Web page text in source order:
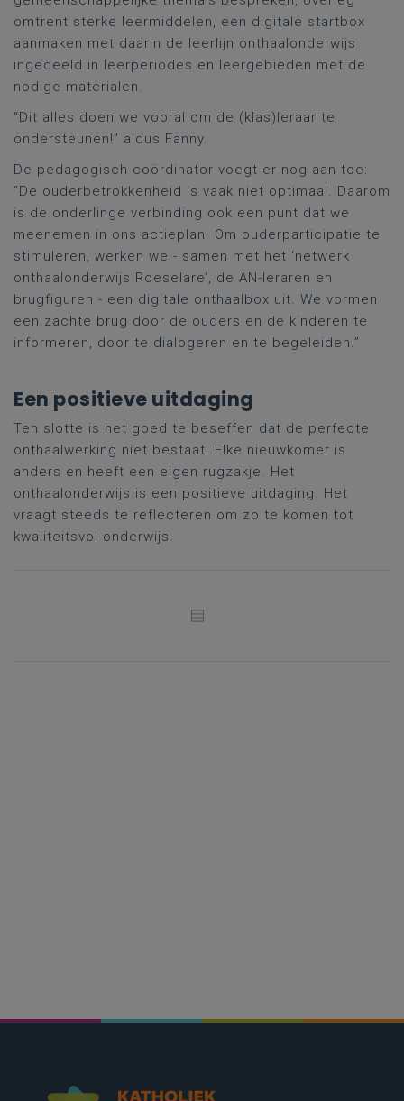
omtrent sterke leermiddelen, een digitale startbox
aanmaken met daarin de leerlijn onthaalonderwijs
ingedeeld in leerperiodes en leergebieden met de
nodige materialen.
“Dit alles doen we vooral om de (klas)leraar te
ondersteunen!” aldus Fanny.
De pedagogisch coördinator voegt er nog aan toe:
“De ouderbetrokkenheid is vaak niet optimaal. Daarom
is de onderlinge verbinding ook een punt dat we
meenemen in ons actieplan. Om ouderparticipatie te
stimuleren, werken we - samen met het ‘netwerk
onthaalonderwijs Roeselare’, de AN-leraren en
brugfiguren - een digitale onthaalbox uit. We vormen
een zachte brug door de ouders en de kinderen te
informeren, door te dialogeren en te begeleiden.”
Een positieve uitdaging
Ten slotte is het goed te beseffen dat de perfecte
onthaalwerking niet bestaat. Elke nieuwkomer is
anders en heeft een eigen rugzakje. Het
onthaalonderwijs is een positieve uitdaging. Het
vraagt steeds te reflecteren om zo te komen tot
kwaliteitsvol onderwijs.